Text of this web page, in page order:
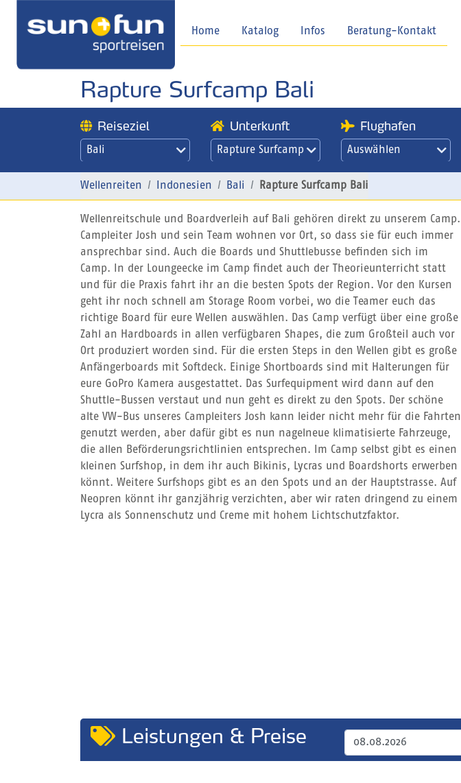
Home Katalog Infos Beratung-Kontakt
Rapture Surfcamp Bali
Reiseziel
Bali
Unterkunft
Rapture Surfcamp
Flughafen
Auswählen
Wellenreiten Indonesien Bali Rapture Surfcamp Bali
Wellenreitschule und Boardverleih auf Bali gehören direkt zu unserem Camp.
Campleiter Josh und sein Team wohnen vor Ort, so dass sie für euch immer
ansprechbar sind. Auch die Boards und Shuttlebusse befinden sich im
Camp. In der Loungeecke im Camp findet auch der Theorieunterricht statt
und für die Praxis fahrt ihr an die besten Spots der Region. Vor den Kursen
geht ihr noch schnell am Storage Room vorbei, wo die Teamer euch das
richtige Board für eure Wellen auswählen. Das Camp verfügt über eine große
Zahl an Hardboards in allen verfügbaren Shapes, die zum Großteil auch vor
Ort produziert worden sind. Für die ersten Steps in den Wellen gibt es große
Anfängerboards mit Softdeck. Einige Shortboards sind mit Halterungen für
eure GoPro Kamera ausgestattet. Das Surfequipment wird dann auf den
Shuttle-Bussen verstaut und nun geht es direkt zu den Spots. Der schöne
alte VW-Bus unseres Campleiters Josh kann leider nicht mehr für die Fahrten
genutzt werden, aber dafür gibt es nun nagelneue klimatisierte Fahrzeuge,
die allen Beförderungsrichtlinien entsprechen. Im Camp selbst gibt es einen
kleinen Surfshop, in dem ihr auch Bikinis, Lycras und Boardshorts erwerben
könnt. Weitere Surfshops gibt es an den Spots und an der Hauptstrasse. Auf
Neopren könnt ihr ganzjährig verzichten, aber wir raten dringend zu einem
Lycra als Sonnenschutz und Creme mit hohem Lichtschutzfaktor.
Leistungen & Preise